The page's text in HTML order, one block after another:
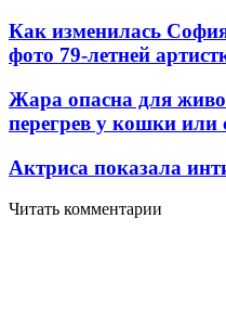
Как изменилась
фото 79-летней
Жара опасна для
перегрев у кошки или
Актриса показала
Читать комментарии